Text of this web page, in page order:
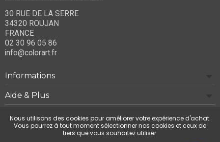
30 RUE DE LA SERRE
34320 ROUJAN
FRANCE
02 30 96 05 86
info@colorart.fr
Informations
Aide & Plus
Notre société
Contactez-nous
Nous utilisons des cookies pour améliorer votre expérience d'achat.
Vous pourrez à tout moment sélectionner nos cookies et ceux de
tiers que vous souhaitez utiliser.